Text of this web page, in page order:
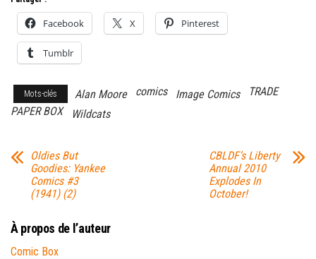
Facebook X Pinterest
Tumblr
Mots-clés Alan Moore comics Image Comics
TRADE
PAPER BOX
Wildcats
Oldies But
Goodies: Yankee
Comics #3
(1941) (2)
CBLDF’s Liberty
Annual 2010
Explodes In
October!
À propos de l’auteur
Comic Box